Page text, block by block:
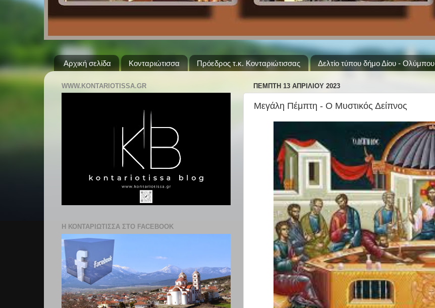
Αρχική σελίδα Κονταριώτισσα Πρόεδρος τ.κ. Κονταριώτισσας Δελτίο τύπου δήμο Δίου - Ολύμπου
ΠΈΜΠΤΗ 13 ΑΠΡΙΛΊΟΥ 2023
Μεγάλη Πέμπτη - Ο Μυστικός Δείπνος
WWW.KONTARIOTISSA.GR
Η ΚΟΝΤΑΡΙΩΤΙΣΣΑ ΣΤΟ FACEBOOK